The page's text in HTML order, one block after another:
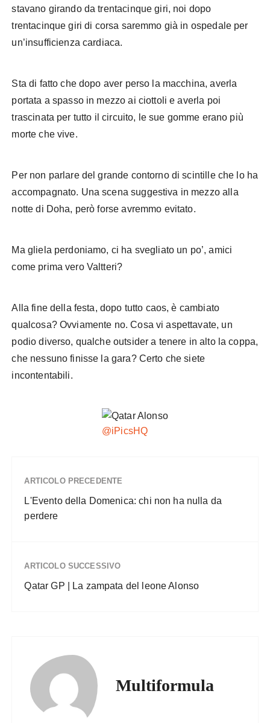
stavano girando da trentacinque giri, noi dopo
trentacinque giri di corsa saremmo già in ospedale per
un’insufficienza cardiaca.
Sta di fatto che dopo aver perso la macchina, averla
portata a spasso in mezzo ai ciottoli e averla poi
trascinata per tutto il circuito, le sue gomme erano più
morte che vive.
Per non parlare del grande contorno di scintille che lo ha
accompagnato. Una scena suggestiva in mezzo alla
notte di Doha, però forse avremmo evitato.
Ma gliela perdoniamo, ci ha svegliato un po’, amici
come prima vero Valtteri?
Alla fine della festa, dopo tutto caos, è cambiato
qualcosa? Ovviamente no. Cosa vi aspettavate, un
podio diverso, qualche outsider a tenere in alto la coppa,
che nessuno finisse la gara? Certo che siete
incontentabili.
@iPicsHQ
ARTICOLO PRECEDENTE
L'Evento della Domenica: chi non ha nulla da
perdere
ARTICOLO SUCCESSIVO
Qatar GP | La zampata del leone Alonso
Multiformula